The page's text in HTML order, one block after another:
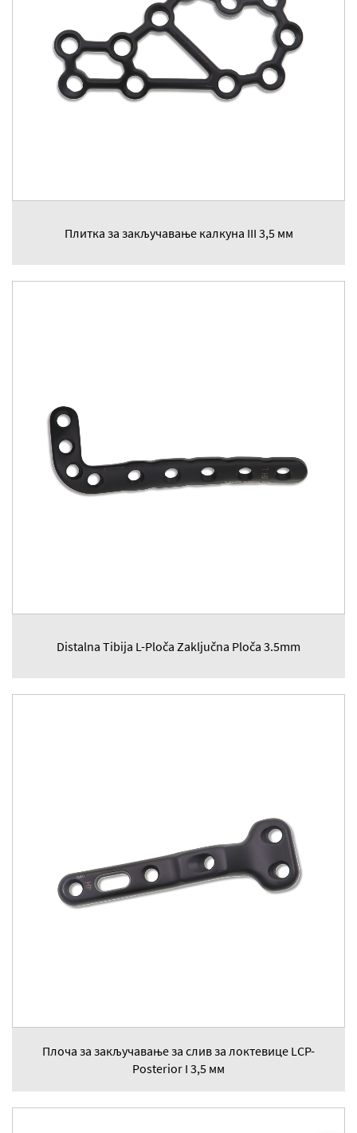
Плитка за закључавање калкуна III 3,5 мм
Distalna Tibija L-Ploča Zaključna Ploča 3.5mm
Плоча за закључавање за слив за локтевице LCP-
Posterior I 3,5 мм